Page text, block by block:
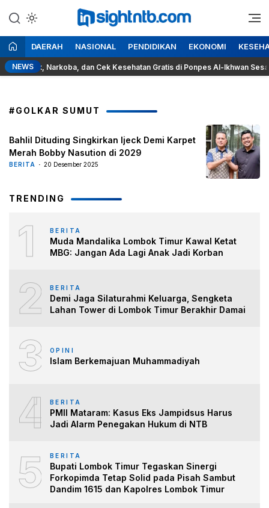
ke
konten
Insight NTB
Berita Seputar NTB
DAERAH NASIONAL PENDIDIKAN EKONOMI
NEWSNarkoba, dan Cek Kesehatan Gratis di Ponpes Al-Ikhwan Sesait
#GOLKAR SUMUT
Bahlil Dituding Singkirkan Ijeck Demi Karpet
Merah Bobby Nasution di 2029
BERITA 20 Desember 2025
TRENDING
1 BERITA
Muda Mandalika Lombok Timur Kawal Ketat
MBG: Jangan Ada Lagi Anak Jadi Korban
2 BERITA
Demi Jaga Silaturahmi Keluarga, Sengketa
Lahan Tower di Lombok Timur Berakhir Damai
3 OPINI
Islam Berkemajuan Muhammadiyah
4 BERITA
PMII Mataram: Kasus Eks Jampidsus Harus
Jadi Alarm Penegakan Hukum di NTB
5 BERITA
Bupati Lombok Timur Tegaskan Sinergi
Forkopimda Tetap Solid pada Pisah Sambut
Dandim 1615 dan Kapolres Lombok Timur